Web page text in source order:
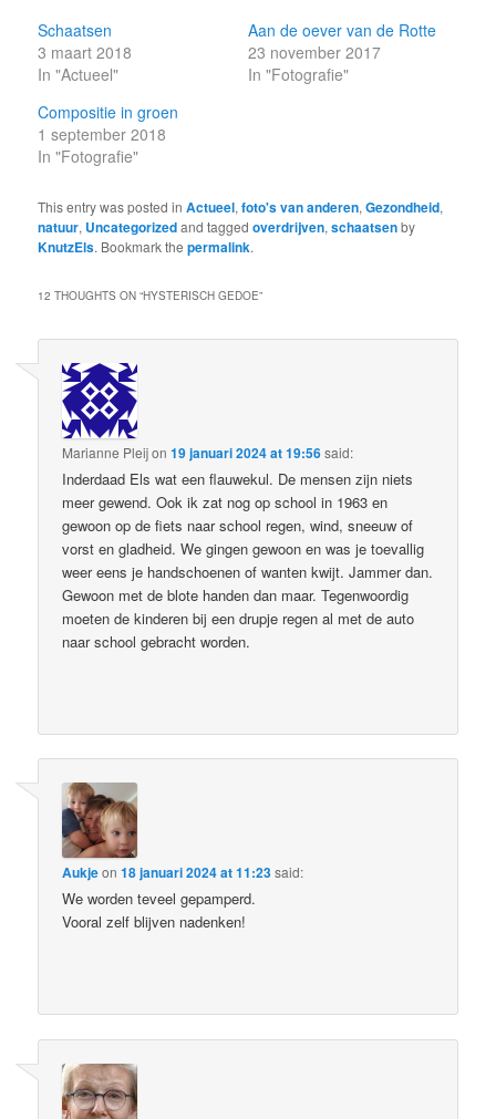
Schaatsen
3 maart 2018
In "Actueel"
Aan de oever van de Rotte
23 november 2017
In "Fotografie"
Compositie in groen
1 september 2018
In "Fotografie"
This entry was posted inActueel,foto's van anderen,Gezondheid,
natuur, Uncategorizedand taggedoverdrijven,schaatsenby
KnutzEls. Bookmark thepermalink.
12 THOUGHTS ON “HYSTERISCH GEDOE”
Marianne Pleijon19 januari 2024 at 19:56said:
Inderdaad Els wat een flauwekul. De mensen zijn niets
meer gewend. Ook ik zat nog op school in 1963 en
gewoon op de fiets naar school regen, wind, sneeuw of
vorst en gladheid. We gingen gewoon en was je toevallig
weer eens je handschoenen of wanten kwijt. Jammer dan.
Gewoon met de blote handen dan maar. Tegenwoordig
moeten de kinderen bij een drupje regen al met de auto
naar school gebracht worden.
Aukjeon18 januari 2024 at 11:23said:
We worden teveel gepamperd.
Vooral zelf blijven nadenken!